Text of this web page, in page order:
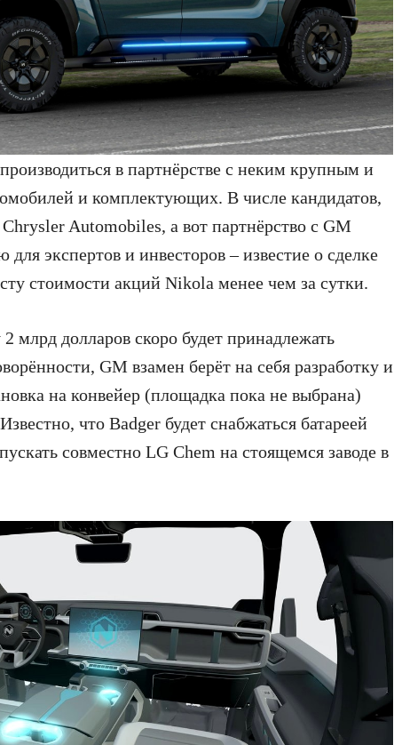
в партнёрстве с неким крупным и
и комплектующих. В числе кандидатов,
Automobiles, а вот партнёрство с GM
экспертов и инвесторов – известие о сделке
стоимости акций Nikola менее чем за сутки.
млрд долларов скоро будет принадлежать
GM взамен берёт на себя разработку и
на конвейер (площадка пока не выбрана)
что Badger будет снабжаться батареей
совместно LG Chem на стоящемся заводе в